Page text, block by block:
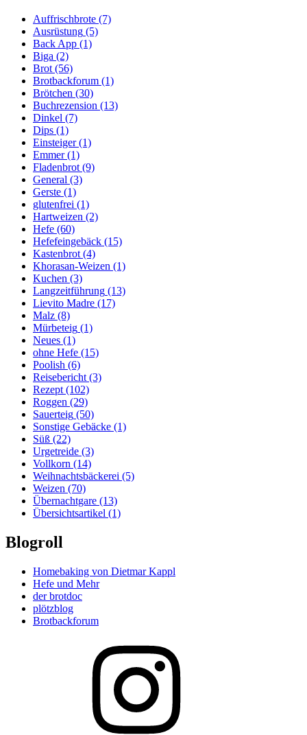
Auffrischbrote (7)
Ausrüstung (5)
Back App (1)
Biga (2)
Brot (56)
Brotbackforum (1)
Brötchen (30)
Buchrezension (13)
Dinkel (7)
Dips (1)
Einsteiger(1)
Emmer(1)
Fladenbrot (9)
General (3)
Gerste (1)
glutenfrei (1)
Hartweizen (2)
Hefe (60)
Hefefeingebäck (15)
Kastenbrot (4)
Khorasan-Weizen (1)
Kuchen (3)
Langzeitführung (13)
Lievito Madre (17)
Malz (8)
Mürbeteig (1)
Neues (1)
ohne Hefe (15)
Poolish (6)
Reisebericht (3)
Rezept (102)
Roggen (29)
Sauerteig (50)
Sonstige Gebäcke (1)
Süß (22)
Urgetreide (3)
Vollkorn (14)
Weihnachtsbäckerei (5)
Weizen (70)
Übernachtgare (13)
Übersichtsartikel (1)
Blogroll
Homebaking von Dietmar Kappl
Hefe und Mehr
der brotdoc
plötzblog
Brotbackforum